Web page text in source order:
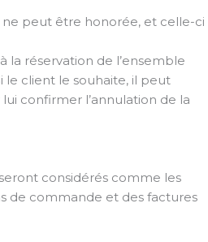
peut être honorée, et celle-ci
la réservation de l’ensemble
le client le souhaite, il peut
confirmer l’annulation de la
considérés comme les
de commande et des factures